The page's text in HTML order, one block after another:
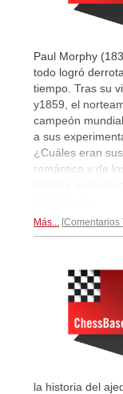
Paul Morphy
todo logró
tiempo. Tras su
y1859, el
campeón
a sus
¿Cuáles eran
romántico y de
Más... Comentarios
la historia del